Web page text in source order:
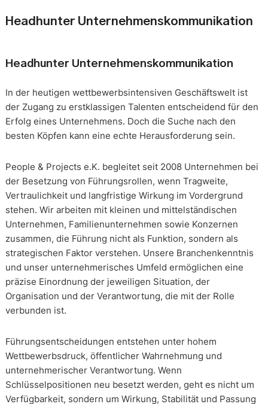
Headhunter Unternehmenskommunikation
Headhunter Unternehmenskommunikation
In der heutigen wettbewerbsintensiven Geschäftswelt ist
der Zugang zu erstklassigen Talenten entscheidend für den
Erfolg eines Unternehmens. Doch die Suche nach den
besten Köpfen kann eine echte Herausforderung sein.
People & Projects e.K. begleitet seit 2008 Unternehmen bei
der Besetzung von Führungsrollen, wenn Tragweite,
Vertraulichkeit und langfristige Wirkung im Vordergrund
stehen. Wir arbeiten mit kleinen und mittelständischen
Unternehmen, Familienunternehmen sowie Konzernen
zusammen, die Führung nicht als Funktion, sondern als
strategischen Faktor verstehen. Unsere Branchenkenntnis
und unser unternehmerisches Umfeld ermöglichen eine
präzise Einordnung der jeweiligen Situation, der
Organisation und der Verantwortung, die mit der Rolle
verbunden ist.
Führungsentscheidungen entstehen unter hohem
Wettbewerbsdruck, öffentlicher Wahrnehmung und
unternehmerischer Verantwortung. Wenn
Schlüsselpositionen neu besetzt werden, geht es nicht um
Verfügbarkeit, sondern um Wirkung, Stabilität und Passung